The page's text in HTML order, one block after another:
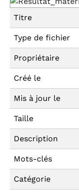
Titre
Type de fichier
Propriétaire
Créé le
Mis à jour le
Taille
Description
Mots-clés
Catégorie